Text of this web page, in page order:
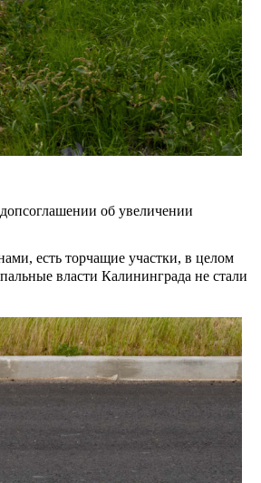
об увеличении
есть торчащие участки, в целом
власти Калининграда не стали